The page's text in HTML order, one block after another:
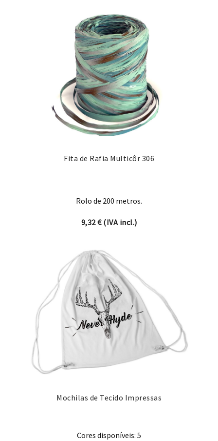
Fita de Rafia Multicôr 306
Rolo de 200 metros.
9,32€(IVA incl.)
Mochilas de Tecido Impressas
Cores disponíveis: 5